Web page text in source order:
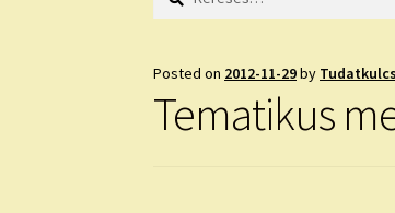
Posted on 2012-11-29by Tudatkulcs
Tematikus